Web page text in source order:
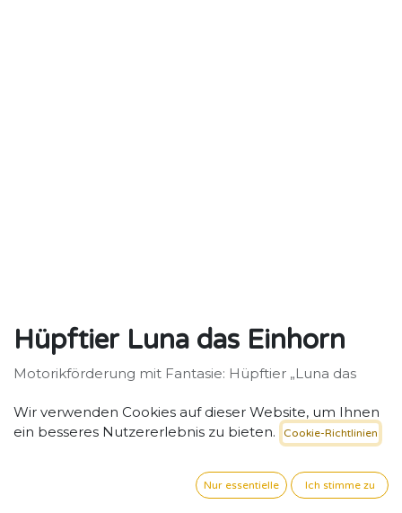
Hüpftier Luna das Einhorn
Motorikförderung mit Fantasie: Hüpftier „Luna das
29,33€ exkl. MwSt. zzgl. Versand
Wir verwenden Cookies auf dieser Website, um Ihnen
ein besseres Nutzererlebnis zu bieten.
Cookie-Richtlinien
Nur essentielle Ich stimme zu